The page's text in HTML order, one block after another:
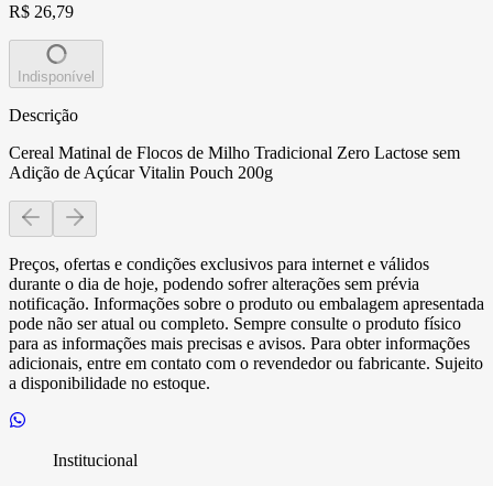
R$ 26,79
Indisponível
Descrição
Cereal Matinal de Flocos de Milho Tradicional Zero Lactose sem
Adição de Açúcar Vitalin Pouch 200g
Preços, ofertas e condições exclusivos para internet e válidos
durante o dia de hoje, podendo sofrer alterações sem prévia
notificação. Informações sobre o produto ou embalagem apresentada
pode não ser atual ou completo. Sempre consulte o produto físico
para as informações mais precisas e avisos. Para obter informações
adicionais, entre em contato com o revendedor ou fabricante. Sujeito
a disponibilidade no estoque.
Institucional